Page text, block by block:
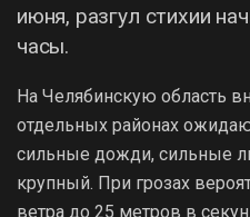
июня, разгул стихии
часы.
На Челябинскую область
отдельных районах
сильные дожди, сильные
крупный. При грозах
ветра до 25 метров в